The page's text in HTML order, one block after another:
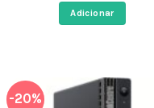
era:
749,00 €.
Adicionar
-20%